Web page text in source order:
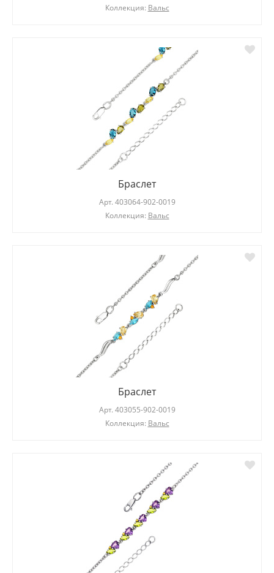
Коллекция: Вальс
Браслет
Арт. 403064-902-0019
Коллекция: Вальс
Браслет
Арт. 403055-902-0019
Коллекция: Вальс